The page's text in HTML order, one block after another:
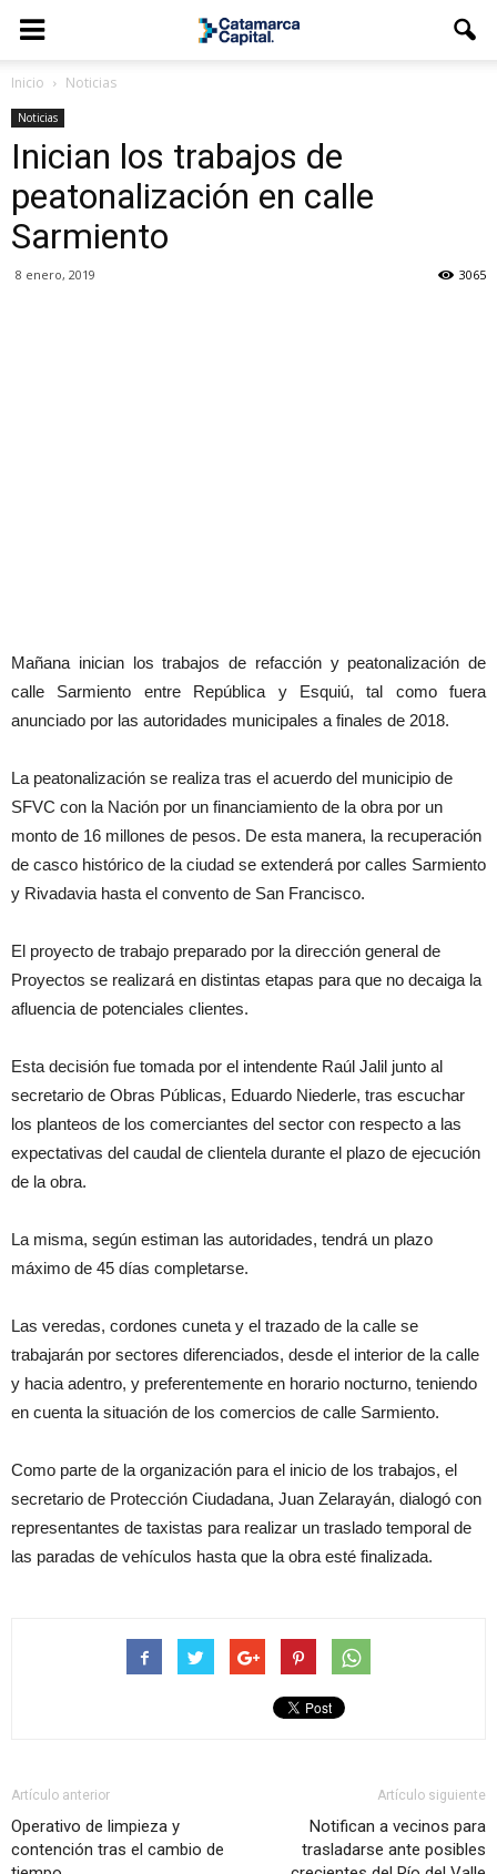
Inicio Noticias
Noticias
Inician los trabajos de
peatonalización en calle
Sarmiento
8 enero, 2019 3065
Mañana inician los trabajos de refacción y peatonalización de
calle Sarmiento entre República y Esquiú, tal como fuera
anunciado por las autoridades municipales a finales de 2018.
La peatonalización se realiza tras el acuerdo del municipio de
SFVC con la Nación por un financiamiento de la obra por un
monto de 16 millones de pesos. De esta manera, la recuperación
de casco histórico de la ciudad se extenderá por calles Sarmiento
y Rivadavia hasta el convento de San Francisco.
El proyecto de trabajo preparado por la dirección general de
Proyectos se realizará en distintas etapas para que no decaiga la
afluencia de potenciales clientes.
Esta decisión fue tomada por el intendente Raúl Jalil junto al
secretario de Obras Públicas, Eduardo Niederle, tras escuchar
los planteos de los comerciantes del sector con respecto a las
expectativas del caudal de clientela durante el plazo de ejecución
de la obra.
La misma, según estiman las autoridades, tendrá un plazo
máximo de 45 días completarse.
Las veredas, cordones cuneta y el trazado de la calle se
trabajarán por sectores diferenciados, desde el interior de la calle
y hacia adentro, y preferentemente en horario nocturno, teniendo
en cuenta la situación de los comercios de calle Sarmiento.
Como parte de la organización para el inicio de los trabajos, el
secretario de Protección Ciudadana, Juan Zelarayán, dialogó con
representantes de taxistas para realizar un traslado temporal de
las paradas de vehículos hasta que la obra esté finalizada.
Artículo anterior
Operativo de limpieza y
contención tras el cambio de
Artículo siguiente
Notifican a vecinos para
trasladarse ante posibles